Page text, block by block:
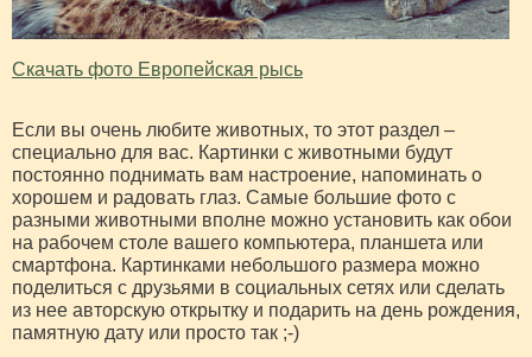
Скачать фото Европейская рысь
Если вы очень любите животных, то этот раздел –
специально для вас. Картинки с животными будут
постоянно поднимать вам настроение, напоминать о
хорошем и радовать глаз. Самые большие фото с
разными животными вполне можно установить как обои
на рабочем столе вашего компьютера, планшета или
смартфона. Картинками небольшого размера можно
поделиться с друзьями в социальных сетях или сделать
из нее авторскую открытку и подарить на день рождения,
памятную дату или просто так ;-)